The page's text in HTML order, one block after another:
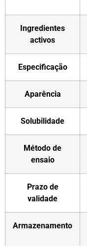
Ingredientes
activos
Especificação
Aparência
Solubilidade
Método de
ensaio
Prazo de
validade
Armazenamento